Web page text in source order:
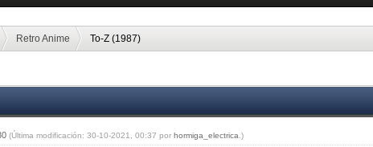
Retro Anime To-Z (1987)
(Última modificación: 30-10-2021, 00:37 porhormiga_electrica .)